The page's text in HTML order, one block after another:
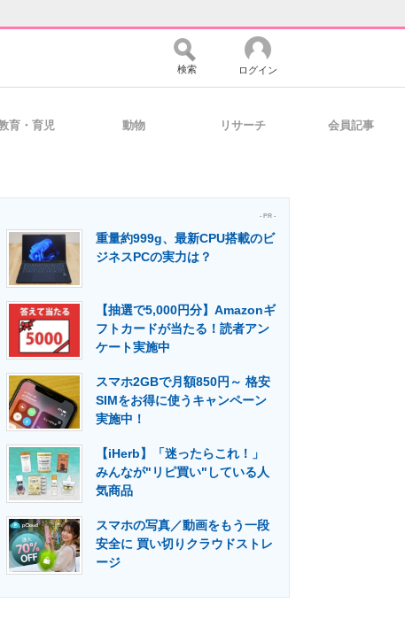
ミュニティ マーケ×ITの今がよく分かる
活用を支援
門メディア 建設×テクノロジーの最前線
検索 ログイン
育・育児 動物 リサーチ 会員記事
- PR -
重量約999g、最新CPU搭載のビ
ジネスPCの実力は？
【抽選で5,000円分】Amazonギ
フトカードが当たる！読者アン
ケート実施中
スマホ2GBで月額850円～ 格安
SIMをお得に使うキャンペーン
実施中！
【iHerb】「迷ったらこれ！」
みんなが"リピ買い"している人
気商品
スマホの写真／動画をもう一段
安全に 買い切りクラウドストレ
ージ